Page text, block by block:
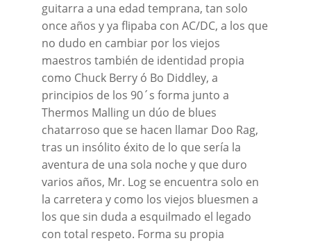
guitarra a una edad temprana, tan solo
once años y ya flipaba con AC/DC, a los que
no dudo en cambiar por los viejos
maestros también de identidad propia
como Chuck Berry ó Bo Diddley, a
principios de los 90´s forma junto a
Thermos Malling un dúo de blues
chatarroso que se hacen llamar Doo Rag,
tras un insólito éxito de lo que sería la
aventura de una sola noche y que duro
varios años, Mr. Log se encuentra solo en
la carretera y como los viejos bluesmen a
los que sin duda a esquilmado el legado
con total respeto. Forma su propia